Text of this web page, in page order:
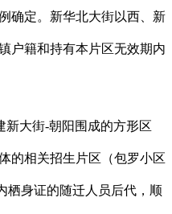
确定。新华北大街以西、新
户籍和持有本片区无效期内
大街-朝阳围成的方形区
的相关招生片区（包罗小区
栖身证的随迁人员后代，顺